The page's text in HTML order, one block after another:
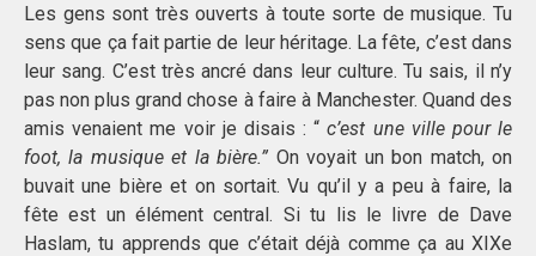
Les gens sont très ouverts à toute sorte de musique. Tu
sens que ça fait partie de leur héritage. La fête, c’est dans
leur sang. C’est très ancré dans leur culture. Tu sais, il n’y
pas non plus grand chose à faire à Manchester. Quand des
amis venaient me voir je disais : “c’est une ville pour le
foot, la musique et la bière.” On voyait un bon match, on
buvait une bière et on sortait. Vu qu’il y a peu à faire, la
fête est un élément central. Si tu lis le livre de Dave
Haslam, tu apprends que c’était déjà comme ça au XIXe